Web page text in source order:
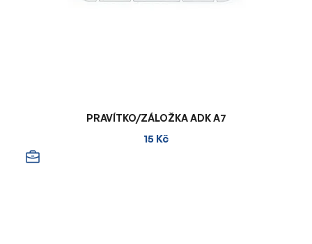
PRAVÍTKO/ZÁLOŽKA ADK A7
15 Kč